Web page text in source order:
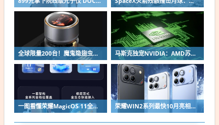
全球限量200台！魔鬼隐翅虫欧米伽L36 Ultra液冷预售：可动冷头售2999元 马斯克独宠NVIDIA：AMD苏姿丰淡定回应
一图看懂荣耀MagicOS 11全新双架构：安卓底层重构 液态玻璃效果拉满 荣耀WIN2系列最快10月亮相：2nm芯片+万级电池组合同档唯一